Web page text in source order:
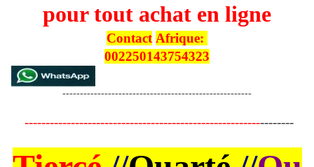
pour tout achat en ligne
Contact Afrique:
002250143754323
------------------------------------------------------
----------------------------------------------------------------